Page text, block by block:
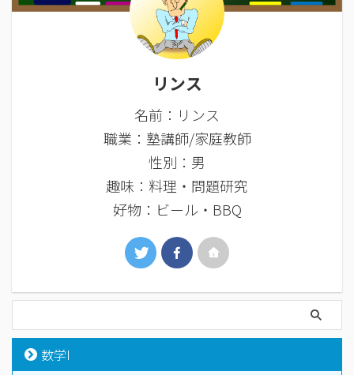
リンス
名前：リンス
職業：塾講師/家庭教師
性別：男
趣味：料理・問題研究
好物：ビール・BBQ
数学I